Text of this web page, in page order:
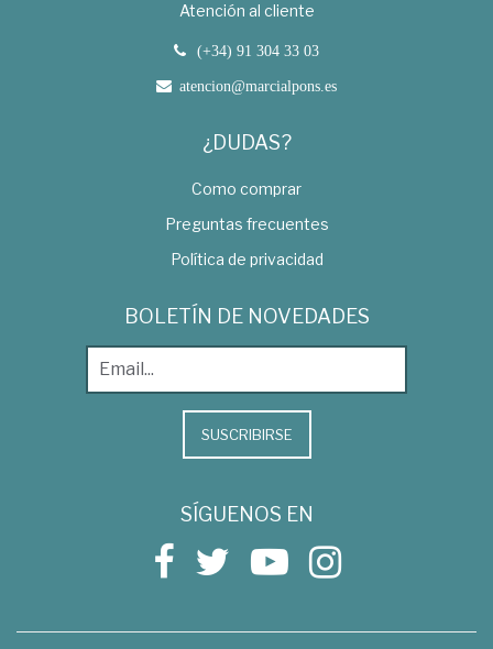
Atención al cliente
(+34) 91 304 33 03
atencion@marcialpons.es
¿DUDAS?
Como comprar
Preguntas frecuentes
Política de privacidad
BOLETÍN DE NOVEDADES
SUSCRIBIRSE
SÍGUENOS EN